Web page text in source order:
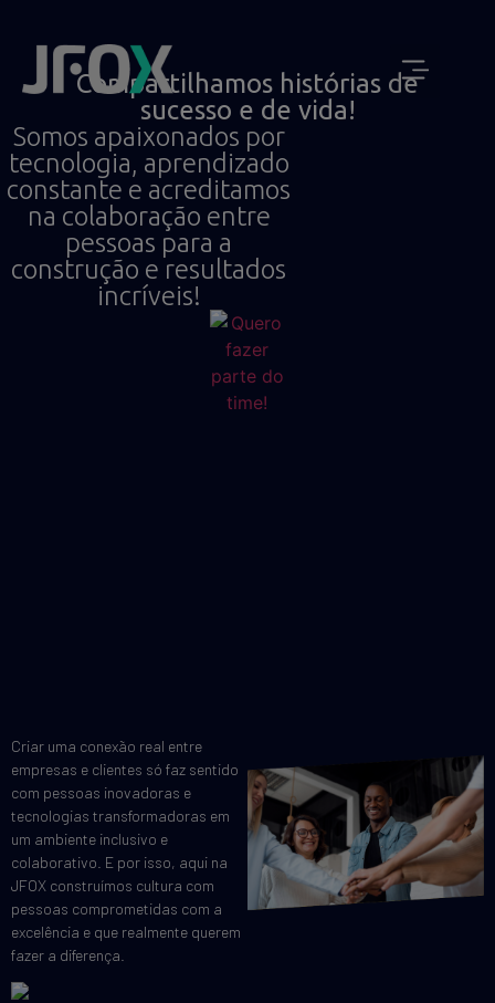
Compartilhamos histórias de
sucesso e de vida!
Somos apaixonados por
tecnologia, aprendizado
constante e acreditamos
na colaboração entre
pessoas para a
construção e resultados
incríveis!
Criar uma conexão real entre
empresas e clientes só faz sentido
com pessoas inovadoras e
tecnologias transformadoras em
um ambiente inclusivo e
colaborativo. E por isso, aqui na
JFOX construímos cultura com
pessoas comprometidas com a
excelência e que realmente querem
fazer a diferença.